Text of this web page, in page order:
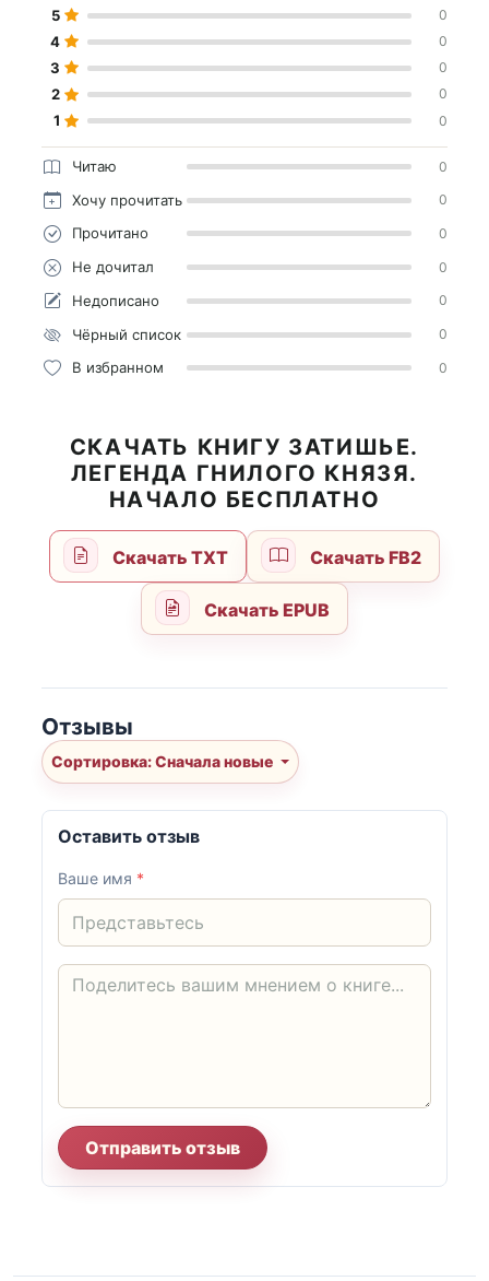
5 0
4 0
3 0
2 0
1 0
Читаю 0
Хочу прочитать 0
Прочитано 0
Не дочитал 0
Недописано 0
Чёрный список 0
В избранном 0
СКАЧАТЬ КНИГУ ЗАТИШЬЕ.
ЛЕГЕНДА ГНИЛОГО КНЯЗЯ.
НАЧАЛО БЕСПЛАТНО
Скачать TXT Скачать FB2
Скачать EPUB
Отзывы
Сортировка: Сначала новые
Оставить отзыв
Ваше имя *
Отправить отзыв